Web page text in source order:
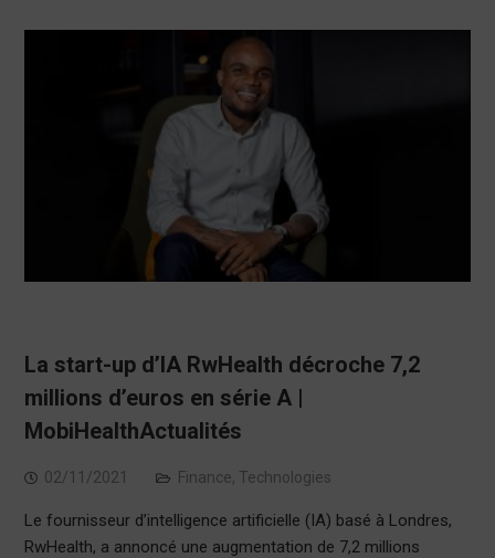
La start-up d’IA RwHealth décroche 7,2
millions d’euros en série A |
MobiHealthActualités
02/11/2021 Finance, Technologies
Le fournisseur d’intelligence artificielle (IA) basé à Londres,
RwHealth, a annoncé une augmentation de 7,2 millions